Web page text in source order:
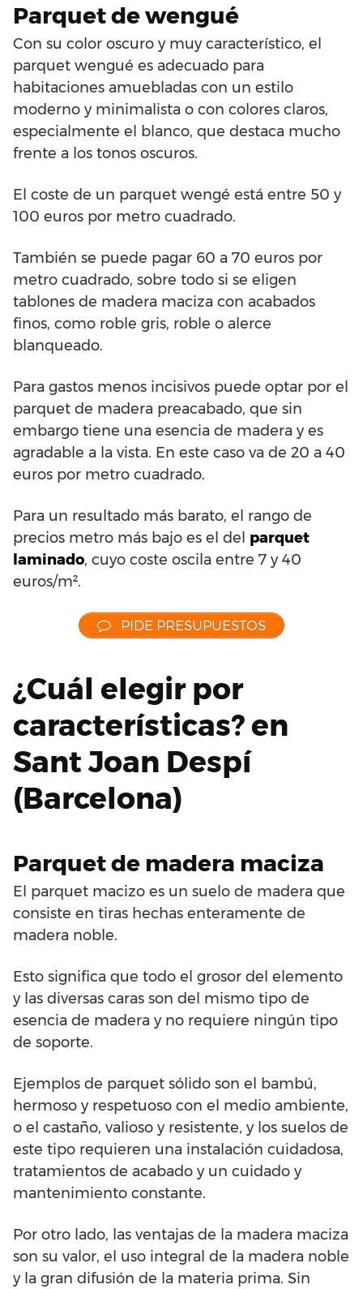
Parquet de wengué
Con su color oscuro y muy característico, el
parquet wengué es adecuado para
habitaciones amuebladas con un estilo
moderno y minimalista o con colores claros,
especialmente el blanco, que destaca mucho
frente a los tonos oscuros.
El coste de un parquet wengé está entre 50 y
100 euros por metro cuadrado.
También se puede pagar 60 a 70 euros por
metro cuadrado, sobre todo si se eligen
tablones de madera maciza con acabados
finos, como roble gris, roble o alerce
blanqueado.
Para gastos menos incisivos puede optar por el
parquet de madera preacabado, que sin
embargo tiene una esencia de madera y es
agradable a la vista. En este caso va de 20 a 40
euros por metro cuadrado.
Para un resultado más barato, el rango de
precios metro más bajo es el del parquet
laminado, cuyo coste oscila entre 7 y 40
euros/m².
PIDE PRESUPUESTOS
¿Cuál elegir por
características? en
Sant Joan Despí
(Barcelona)
Parquet de madera maciza
El parquet macizo es un suelo de madera que
consiste en tiras hechas enteramente de
madera noble.
Esto significa que todo el grosor del elemento
y las diversas caras son del mismo tipo de
esencia de madera y no requiere ningún tipo
de soporte.
Ejemplos de parquet sólido son el bambú,
hermoso y respetuoso con el medio ambiente,
o el castaño, valioso y resistente, y los suelos de
este tipo requieren una instalación cuidadosa,
tratamientos de acabado y un cuidado y
mantenimiento constante.
Por otro lado, las ventajas de la madera maciza
son su valor, el uso integral de la madera noble
y la gran difusión de la materia prima. Sin